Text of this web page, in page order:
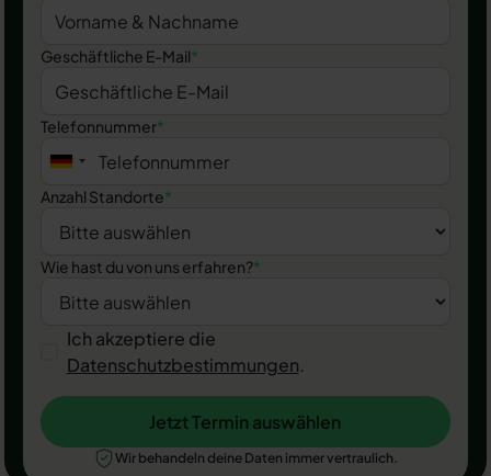
Geschäftliche E-Mail*
Telefonnummer*
Anzahl Standorte*
Wie hast du von uns erfahren?*
Ich akzeptiere die
Datenschutzbestimmungen.
Jetzt Termin auswählen
Jetzt Termin auswählen
Wir behandeln deine Daten immer vertraulich.